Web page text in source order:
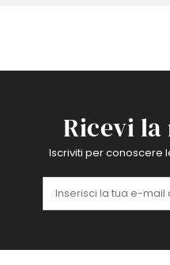
Ricevi
Iscriviti per conoscere